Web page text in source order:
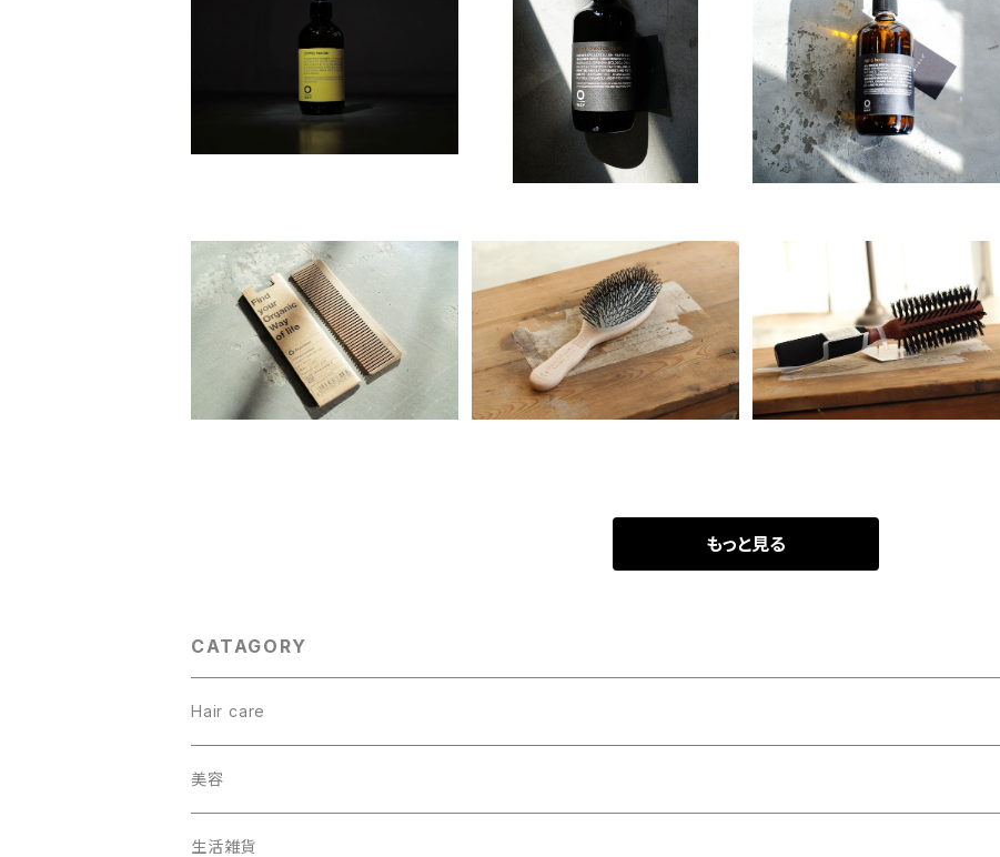
Organic Way glossy necto
r［グロッシーネクター・ヘアオイ
ル］
¥6,160
Organic Way silver steel h
air bath[シルバー・スティー
ル・ヘアバス]
¥4,480
Organic Way Hair＆Body in
vigorating wash[シャンプー
＆ボディソープ]
¥4,150
Organic Way verso［オーガ
ニック ウェイ ヘアコーム］
¥3,350
ACCA KAPPAプロテクション
946
¥5,610
ACCA KAPPA B854
¥5,170
もっと見る
CATAGORY
Hair care
ヘアカラー
美容
オーガニック
生活雑貨